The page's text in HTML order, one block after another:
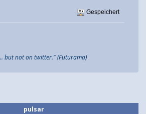
Gespeichert
but not on twitter." (Futurama)
pulsar